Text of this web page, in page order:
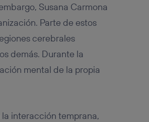
Susana Carmona
Parte de estos
cerebrales
demás. Durante la
mental de la propia
interacción temprana,